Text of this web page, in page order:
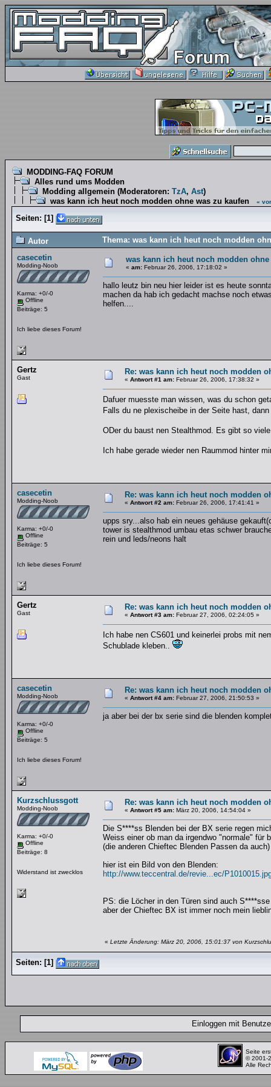
MODDING-FAQ FORUM
Alles rund ums Modden
Modding allgemein (Moderatoren: TzA, Ast)
was kann ich heut noch modden ohne was zu kaufen
«
Seiten: [1]
Autor
Thema: was kann ich heut noch modden
casecetin
Modding-Noob
Karma: +0/-0
Offline
Beiträge: 5
Ich liebe dieses Forum!
was kann ich heut noch modden
« am: Februar 26, 2006, 17:18:02 »
hallo leutz bin neu hier leider ist es heute
machen da hab ich gedacht machse noch
helfen....
Gertz
Gast
Re: was kann ich heut noch modden
« Antwort #1 am: Februar 26, 2006, 17:38:32 »
Dafuer muesste man wissen, was du schon
Falls du ne plexischeibe in der Seite hast,
ODer du baust nen Stealthmod. Es gibt so
Ich habe gerade wieder nen Raummod hinter
casecetin
Modding-Noob
Karma: +0/-0
Offline
Beiträge: 5
Ich liebe dieses Forum!
Re: was kann ich heut noch modden
« Antwort #2 am: Februar 26, 2006, 17:41:41 »
upps sry...also hab ein neues gehäuse
tower is stealthmod umbau etas schwer
rein und leds/neons halt
Gertz
Gast
Re: was kann ich heut noch modden
« Antwort #3 am: Februar 27, 2006, 02:24:05 »
Ich habe nen CS601 und keinerlei probs mit
Schublade kleben..
casecetin
Modding-Noob
Karma: +0/-0
Offline
Beiträge: 5
Ich liebe dieses Forum!
Re: was kann ich heut noch modden
« Antwort #4 am: Februar 27, 2006, 21:50:53 »
ja aber bei der bx serie sind die blenden
Kurzschlussgott
Modding-Noob
Karma: +0/-0
Offline
Beiträge: 8
Widerstand ist zwecklos
Re: was kann ich heut noch modden
« Antwort #5 am: März 20, 2006, 14:54:04 »
Die S****ss Blenden bei der BX serie regen
Weiss einer ob man da irgendwo "normale" für
(die anderen Chieftec Blenden Passen da auch)
hier ist ein Bild von den Blenden:
http://www.teccentral.de/revie...ec/
PS: die Löcher in den Türen sind auch
aber der Chieftec BX ist immer noch mein
« Letzte Änderung: März 20, 2006, 15:01:37 von
Seiten: [1]
Einloggen mit
Seite
© 2001-
Alle